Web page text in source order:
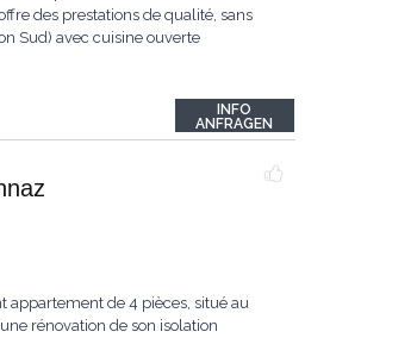
des prestations de qualité, sans
Sud) avec cuisine ouverte
INFO
ANFRAGEN
de 4 pièces, situé au
rénovation de son isolation